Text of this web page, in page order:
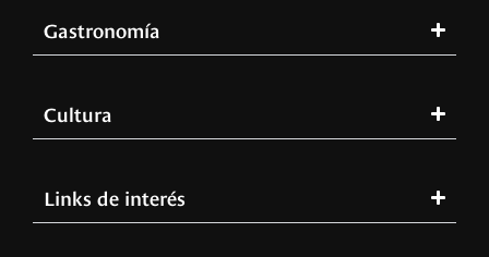
Gastronomía
Cultura
Links de interés